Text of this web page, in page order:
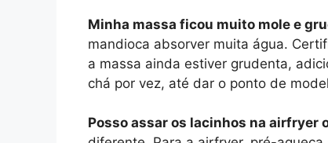
Minha massa ficou muito mole e
mandioca absorver muita água.
a massa ainda estiver grudenta,
chá por vez, até dar o ponto de
Posso assar os lacinhos na airfryer